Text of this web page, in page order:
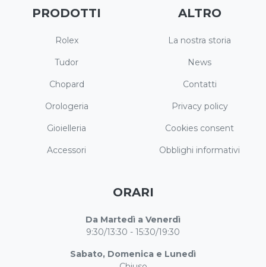
PRODOTTI
Rolex
Tudor
Chopard
Orologeria
Gioielleria
Accessori
ALTRO
La nostra storia
News
Contatti
Privacy policy
Cookies consent
Obblighi informativi
ORARI
Da Martedì a Venerdì
9:30/13:30 - 15:30/19:30
Sabato, Domenica e Lunedì